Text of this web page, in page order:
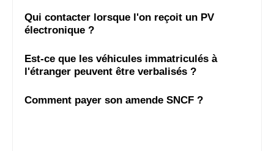
Qui contacter lorsque l'on reçoit un PV
électronique ?
Est-ce que les véhicules immatriculés à
l'étranger peuvent être verbalisés ?
Comment payer son amende SNCF ?